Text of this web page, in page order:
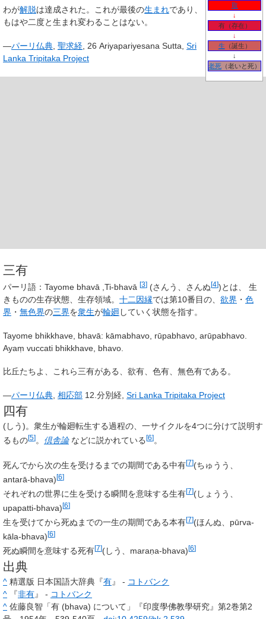
取
↓
有（存在）
↓
生 （誕生）
↓
老死 （老いと死）
わが解脱は達成された。これが最後の生まれであり、
もはや二度と生まれ変わることはない。
—パーリ仏典 聖求経 , 26 Ariyapariyesana Sutta, Sri
Lanka Tripitaka Project
三有
パーリ語：Tayome bhavā ,Ti-bhavā [3] (さんう、さんぬ[4])とは、 生
きものの生存状態、生存領域。 十二因縁では第10番目の、 欲界 ・ 色
界 ・ 無色界の三界を衆生が輪廻 していく状態を指す。
Tayome bhikkhave, bhavā: kāmabhavo, rūpabhavo, arūpabhavo.
Ayaṃ vuccati bhikkhave, bhavo.
比丘たちよ、これら三有がある、欲有、色有、無色有である。
—パーリ仏典 相応部 12.分別経, Sri Lanka Tripitaka Project
四有
(しう)。衆生が輪廻転生する過程の、一サイクルを4つに分けて説明す
るもの[5]。 倶舎論などに説かれている[6]。
死んでから次の生を受けるまでの期間である中有[7](ちゅうう、
antarā-bhava)[6]
それぞれの世界に生を受ける瞬間を意味する生有[7](しょうう、
upapatti-bhava)[6]
生を受けてから死ぬまでの一生の期間である本有[7](ほんぬ、 pūrva-
kāla-bhava)[6]
死ぬ瞬間を意味する死有[7](しう、 maraṇa-bhava)[6]
出典
^ 精選版 日本国語大辞典『有』 - コトバンク
^
『非有』 - コトバンク
^ 佐藤良智「有 (bhava) について」『印度學佛教學研究』第2巻第2